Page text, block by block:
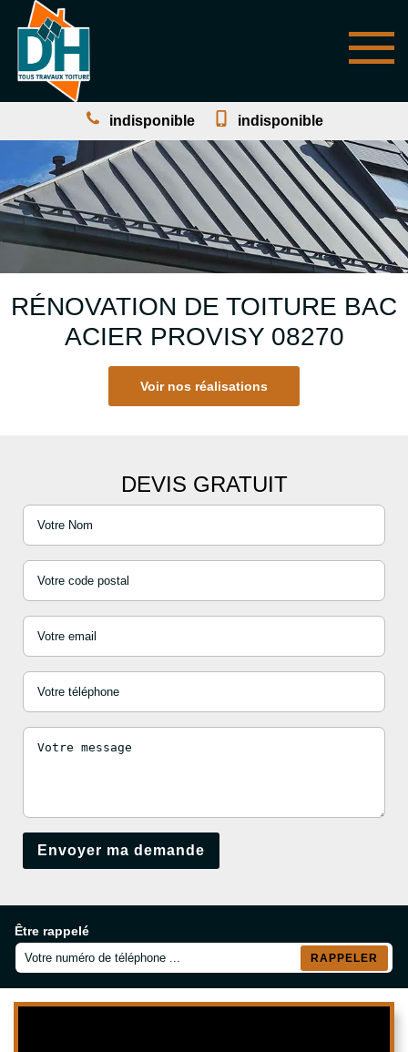
indisponible indisponible
RÉNOVATION DE TOITURE BAC
ACIER PROVISY 08270
Voir nos réalisations
DEVIS GRATUIT
Être rappelé